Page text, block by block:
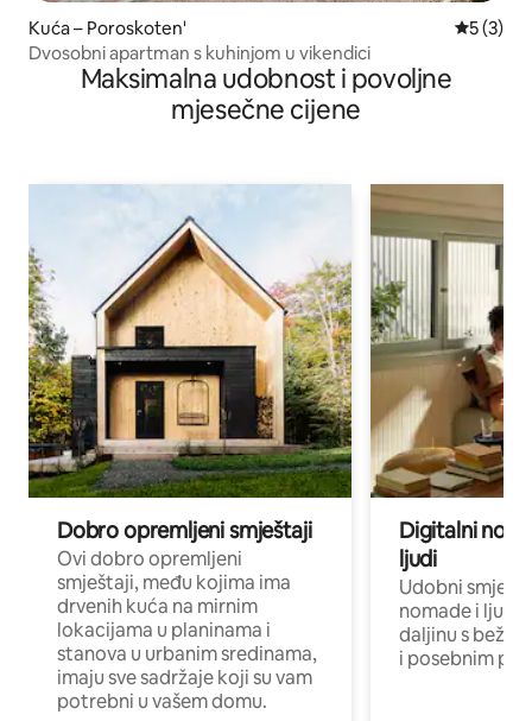
Kuća – Poroskoten'
5 (3)
Dvosobni apartman s kuhinjom u vikendici
Maksimalna udobnost i povoljne
mjesečne cijene
Dobro opremljeni smještaji
Ovi dobro opremljeni
smještaji, među kojima ima
drvenih kuća na mirnim
lokacijama u planinama i
stanova u urbanim sredinama,
imaju sve sadržaje koji su vam
potrebni u vašem domu.
Digitalni
ljudi
Udobni
nomade i ljude
daljinu s
i posebnim